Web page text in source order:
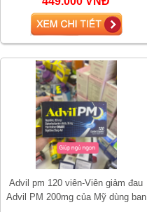
Advil pm 120 viên-Viên giảm đau
Advil PM 200mg của Mỹ dùng ban